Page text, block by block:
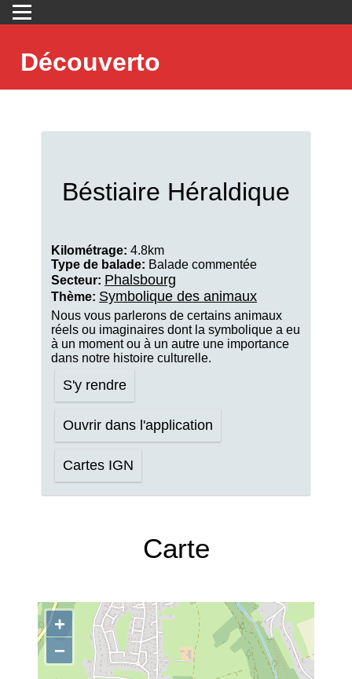
Découverto
Béstiaire Héraldique
Kilométrage: 4.8km
Type de balade: Balade commentée
Secteur: Phalsbourg
Thème: Symbolique des animaux
Nous vous parlerons de certains animaux
réels ou imaginaires dont la symbolique a eu
à un moment ou à un autre une importance
dans notre histoire culturelle.
S'y rendre
Ouvrir dans l'application
Cartes IGN
Carte
+
−